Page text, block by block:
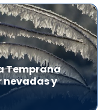
Temprana
nevadas y